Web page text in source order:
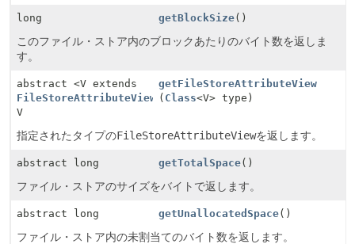
long getBlockSize()
このファイル・ストア内のブロックあたりのバイト数を返しま
す。
abstract <V extends
FileStoreAttributeView >
V
getFileStoreAttributeView
( Class<V> type)
指定されたタイプのFileStoreAttributeViewを返します。
abstract long getTotalSpace()
ファイル・ストアのサイズをバイトで返します。
abstract long getUnallocatedSpace()
ファイル・ストア内の未割当てのバイト数を返します。